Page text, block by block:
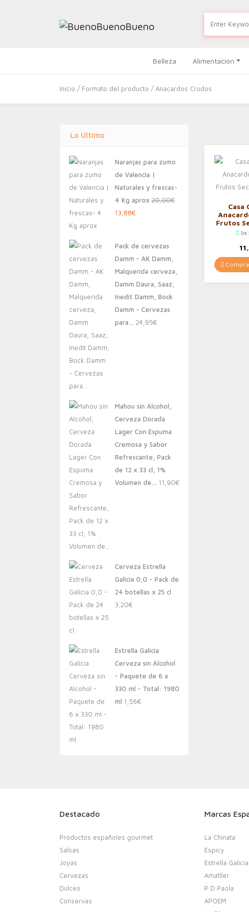
Belleza Alimentación
Inicio / Formato del producto / Anacardos Crudos
Lo Último
Naranjas para zumo
de Valencia |
Naturales y frescas-
4 Kg aprox 20,00€
El
era:
20,00€.
13,88€El
es:
13,88€.
Pack de cervezas
Damm - AK Damm,
Malquerida cerveza,
Damm Daura, Saaz,
Inedit Damm, Bock
Damm - Cervezas
para… 24,95€
Mahou sin Alcohol,
Cerveza Dorada
Lager Con Espuma
Cremosa y Sabor
Refrescante, Pack
de 12 x 33 cl, 1%
Volumen de… 11,90€
Cerveza Estrella
Galicia 0,0 - Pack de
24 botellas x 25 cl
3,20€
Estrella Galicia
Cerveza sin Alcohol
- Paquete de 6 x
330 ml - Total: 1980
ml 1,56€
Casa
Frutos
In
Destacado
Productos españoles gourmet
Salsas
Joyas
Cervezas
Dulces
Conservas
Marcas
La Chinata
Espicy
Estrella Galicia
Amatller
P D Paola
APOEM